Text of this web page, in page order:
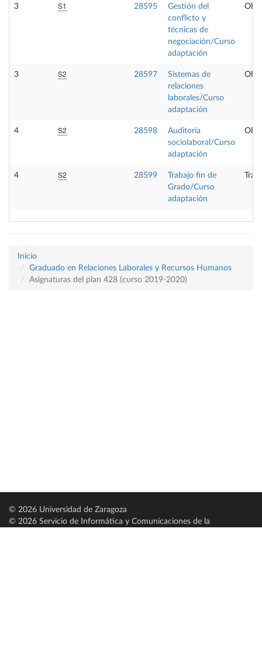
3 S1 28595
Gestión del
conflicto y
técnicas de
negociación/Curso
adaptación
3 S2 28597
Sistemas de
relaciones
laborales/Curso
adaptación
4 S2 28598
Auditoría
sociolaboral/Curso
adaptación
4 S2 28599
Trabajo fin de
Grado/Curso
adaptación
Inicio
Graduado en Relaciones Laborales y Recursos Humanos
Asignaturas del plan 428 (curso 2019-2020)
© 2026 Universidad de Zaragoza
© 2026 Servicio de Informática y Comunicaciones de la